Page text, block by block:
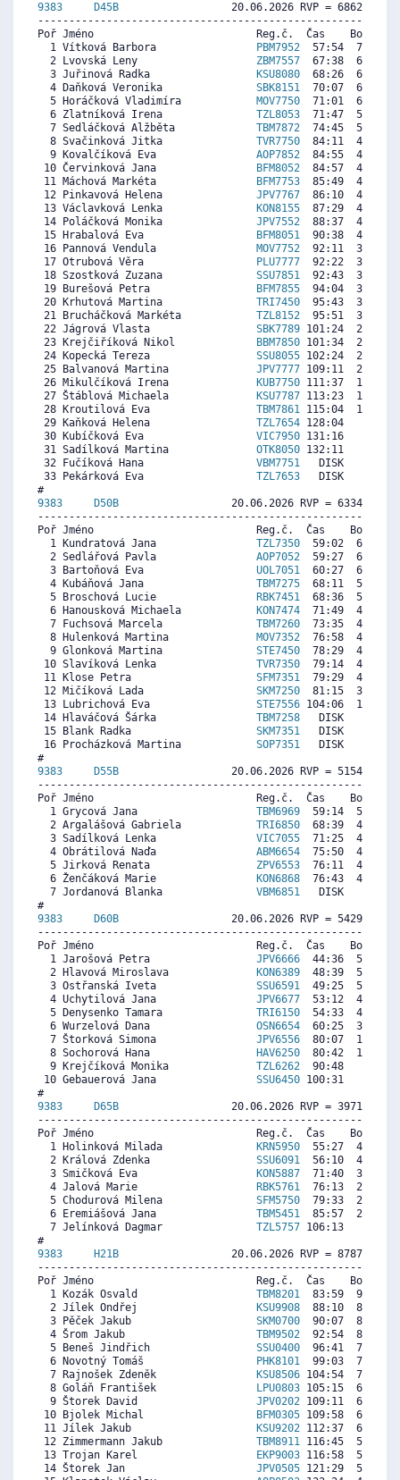
9383
D45B
20.06.2026 RVP = 6862/
Poř Jméno                          Reg.č.  Čas    Body
  1 Vítková Barbora
PBM7952
57:54  7427
  2 Lvovská Leny
ZBM7557
67:38  6415
  3 Juřinová Radka
KSU8080
68:26  6332
  4 Daňková Veronika
SBK8151
70:07  6157
  5 Horáčková Vladimíra
MOV7750
71:01  6063
  6 Zlatníková Irena
TZL8053
71:47  5983
  7 Sedláčková Alžběta
TBM7872
74:45  5675
  8 Svačinková Jitka
TVR7750
84:11  4694
  9 Kovalčíková Eva
AOP7852
84:55  4617
10 Červinková Jana
BFM8052
84:57  4614
11 Máchová Markéta
BFM7753
85:49  4524
12 Pinkavová Helena JPV7767
86:10  4487
13 Václavková Lenka
KON8155
87:29  4350
14 Poláčková Monika JPV7552
88:37  4232
15 Hrabalová Eva
BFM8051
90:38  4023
16 Pannová Vendula MOV7752
92:11  3861
17 Otrubová Věra
PLU7777
92:22  3842
18 Szostková Zuzana SSU7851
92:43  3806
19 Burešová Petra
BFM7855
94:04  3666
20 Krhutová Martina TRI7450
95:43  3494
21 Brucháčková Markéta TZL8152
95:51  3480
22 Jágrová Vlasta SBK7789 101:24  2903
23 Krejčiříková Nikol
BBM7850 101:34  2886
24 Kopecká Tereza SSU8055 102:24  2799
25 Balvanová Martina JPV7777 109:11  2093
26 Mikulčíková Irena
KUB7750 111:37  1840
27 Štáblová Michaela
KSU7787 113:23  1657
28 Kroutilová Eva TBM7861 115:04  1481
29 Kaňková Helena TZL7654 128:04   129
30 Kubíčková Eva VIC7950 131:16     0
31 Sadílková Martina OTK8050 132:11     0
32 Fučíková Hana VBM7751
DISK     0
33 Pekárková Eva TZL7653
DISK     0
9383
D50B
20.06.2026 RVP = 6334/
Poř Jméno                          Reg.č.  Čas    Body
  1 Kundratová Jana
TZL7350
59:02  6239
  2 Sedlářová Pavla
AOP7052
59:27  6196
  3 Bartoňová Eva
UOL7051
60:27  6092
  4 Kubáňová Jana
TBM7275
68:11  5292
  5 Broschová Lucie
RBK7451
68:36  5249
  6 Hanousková Michaela
KON7474
71:49  4916
  7 Fuchsová Marcela
TBM7260
73:35  4733
  8 Hulenková Martina
MOV7352
76:58  4382
  9 Glonková Martina
STE7450
78:29  4225
10 Slavíková Lenka TVR7350
79:14  4148
11 Klose Petra SFM7351
79:29  4122
12 Mičíková Lada SKM7250
81:15  3939
13 Lubrichová Eva STE7556 104:06  1573
14 Hlaváčová Šárka TBM7258
DISK     0
15 Blank Radka SKM7351
DISK     0
16 Procházková Martina SOP7351
DISK     0
9383
D55B
20.06.2026 RVP = 5154/
Poř Jméno                          Reg.č.  Čas    Body
  1 Grycová Jana
TBM6969
59:14  5541
  2 Argalášová Gabriela
TRI6850
68:39  4833
  3 Sadílková Lenka
VIC7055
71:25  4624
  4 Obrátilová Naďa
ABM6654
75:50  4292
  5 Jirková Renata
ZPV6553
76:11  4266
  6 Ženčáková Marie
KON6868
76:43  4226
  7 Jordanová Blanka
VBM6851
DISK     0
9383
D60B
20.06.2026 RVP = 5429/
Poř Jméno                          Reg.č.  Čas    Body
  1 Jarošová Petra
JPV6666
44:36  5565
  2 Hlavová Miroslava
KON6389
48:39  5118
  3 Ostřanská Iveta
SSU6591
49:25  5034
  4 Uchytilová Jana
JPV6677
53:12  4617
  5 Denysenko Tamara
TRI6150
54:33  4468
  6 Wurzelová Dana
OSN6654
60:25  3822
  7 Štorková Simona
JPV6556
80:07  1652
  8 Sochorová Hana
HAV6250
80:42  1588
  9 Krejčíková Monika
TZL6262
90:48   475
10 Gebauerová Jana SSU6450 100:31     0
9383
D65B
20.06.2026 RVP = 3971/
Poř Jméno                          Reg.č.  Čas    Body
  1 Holinková Milada
KRN5950
55:27  4165
  2 Králová Zdenka
SSU6091
56:10  4120
  3 Smičková Eva
KON5887
71:40  3153
  4 Jalová Marie
RBK5761
76:13  2869
  5 Chodurová Milena
SFM5750
79:33  2661
  6 Eremiášová Jana
TBM5451
85:57  2261
  7 Jelínková Dagmar
TZL5757 106:13   997
9383
H21B
20.06.2026 RVP = 8787/
Poř Jméno                          Reg.č.  Čas    Body
  1 Kozák Osvald
TBM8201
83:59  9133
  2 Jílek Ondřej
KSU9908
88:10  8712
  3 Pěček Jakub
SKM0700
90:07  8516
  4 Šrom Jakub
TBM9502
92:54  8236
  5 Beneš Jindřich
SSU0400
96:41  7856
  6 Novotný Tomáš
PHK8101
99:03  7618
  7 Rajnošek Zdeněk
KSU8506 104:54  7030
  8 Goláň František
LPU0803 105:15  6995
  9 Štorek David
JPV0202 109:11  6600
10 Bjolek Michal
BFM0305 109:58  6521
11 Jílek Jakub
KSU9202 112:37  6255
12 Zimmermann Jakub TBM8911 116:45  5839
13 Trojan Karel
EKP9003 116:58  5817
14 Štorek Jan JPV0505 121:29  5363